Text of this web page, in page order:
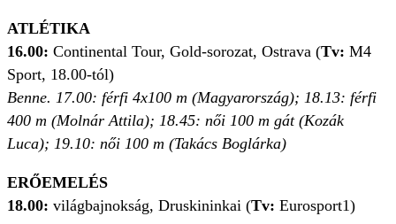
ATLÉTIKA
16.00: Continental Tour, Gold-sorozat, Ostrava (Tv: M4
Sport, 18.00-tól)
Benne. 17.00: férfi 4x100 m (Magyarország); 18.13: férfi
400 m (Molnár Attila); 18.45: női 100 m gát (Kozák
Luca); 19.10: női 100 m (Takács Boglárka)
ERŐEMELÉS
18.00: világbajnokság, Druskininkai (Tv: Eurosport1)